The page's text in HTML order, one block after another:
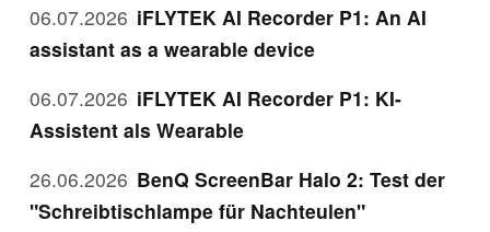
06.07.2026 iFLYTEK AI Recorder P1: An AI
assistant as a wearable device
06.07.2026 iFLYTEK AI Recorder P1: KI-
Assistent als Wearable
26.06.2026 BenQ ScreenBar Halo 2: Test der
"Schreibtischlampe für Nachteulen"